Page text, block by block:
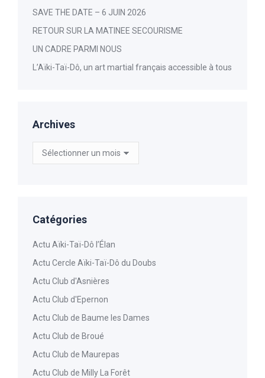
SAVE THE DATE – 6 JUIN 2026
RETOUR SUR LA MATINEE SECOURISME
UN CADRE PARMI NOUS
L’Aïki-Taï-Dô, un art martial français accessible à tous
Archives
Archives
Catégories
Actu Aïki-Taï-Dô l’Élan
Actu Cercle Aïki-Taï-Dô du Doubs
Actu Club d'Asnières
Actu Club d'Epernon
Actu Club de Baume les Dames
Actu Club de Broué
Actu Club de Maurepas
Actu Club de Milly La Forêt